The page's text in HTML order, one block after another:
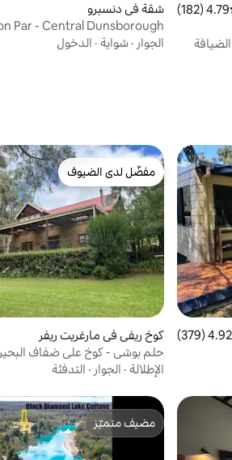
التقييم 4.79 من 5، 182 مراجعات
4.79 (182)
شقة في دنسبرو
Par - Central Dunsborough
الجوار · شواية · الدخول
4.92 من 5، 379 مراجعات4.92 (379)
مفضّل لدى الضيوف
مفضّل لدى الضيوف
كوخ ريفي في مارغريت ريفر
حلم بوشي - كوخ على ضفاف
الإطلالة · الجوار · التدفئة
مضيف متميّز
مضيف متميّز